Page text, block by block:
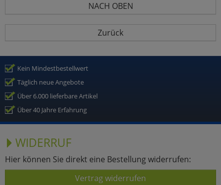
NACH OBEN
Zurück
Kein Mindestbestellwert
Täglich neue Angebote
Über 6.000 lieferbare Artikel
Über 40 Jahre Erfahrung
WIDERRUF
Hier können Sie direkt eine Bestellung widerrufen:
Vertrag widerrufen